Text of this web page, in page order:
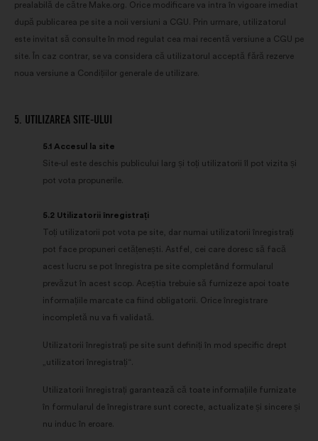
prealabilă de către Make.org. Orice modificare va intra în vigoare imediat
după publicarea pe site a noii versiuni a CGU. Prin urmare, utilizatorul
este invitat să consulte în mod regulat cea mai recentă versiune a CGU pe
site. În caz contrar, se va considera că utilizatorul acceptă fără rezerve
noua versiune a Condițiilor generale de utilizare.
5. UTILIZAREA SITE-ULUI
5.1 Accesul la site
Site-ul este deschis publicului larg și toți utilizatorii îl pot vizita și
pot vota propunerile.
5.2 Utilizatorii înregistrați
Toți utilizatorii pot vota pe site, dar numai utilizatorii înregistrați
pot face propuneri cetățenești. Astfel, cei care doresc să facă
acest lucru se pot înregistra pe site completând formularul
prevăzut în acest scop. Aceștia trebuie să furnizeze apoi toate
informațiile marcate ca fiind obligatorii. Orice înregistrare
incompletă nu va fi validată.
Utilizatorii înregistrați pe site sunt definiți în mod specific drept
„utilizatori înregistrați“.
Utilizatorii înregistrați garantează că toate informațiile furnizate
în formularul de înregistrare sunt corecte, actualizate și sincere și
nu induc în eroare.